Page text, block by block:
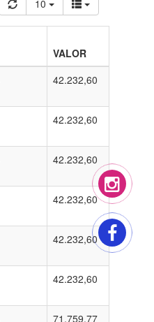
10
VALOR
42.232,60
42.232,60
42.232,60
42.232,60
42.232,60
42.232,60
71.759,77